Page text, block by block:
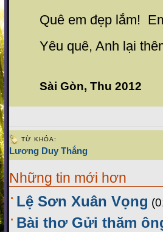
Quê em đẹp lắm!
Yêu quê, Anh lại
Sài Gòn, Thu 2012
TỪ KHÓA:
Lương Duy Thắng
Những tin mới hơn
Lệ Sơn Xuân Vọng
Bài thơ Gửi thăm